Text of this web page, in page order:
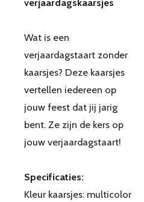
verjaardagskaarsjes
Wat is een
verjaardagstaart zonder
kaarsjes? Deze kaarsjes
vertellen iedereen op
jouw feest dat jij jarig
bent. Ze zijn de kers op
jouw verjaardagstaart!
Specificaties:
Kleur kaarsjes: multicolor